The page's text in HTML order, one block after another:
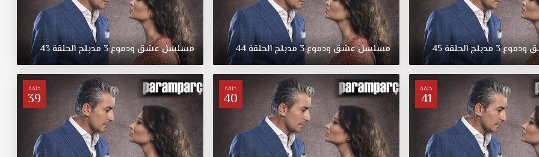
ودموع3 مدبلجالحلقة45 مسلسلعشقودموع3 مدبلجالحلقة44 مسلسلعشقودموع3 مدبلجالحلقة43
حلقة
41
حلقة
40
حلقة
39